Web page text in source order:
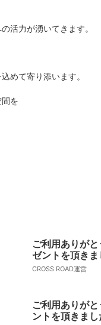
活力が湧いてきます。
めて寄り添います。
を
ご利用ありが
ゼントを頂きま
CROSS ROAD運営
ご利用ありが
ントを頂きまし